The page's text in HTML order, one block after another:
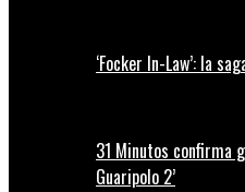
‘Focker In-Law’: la
31 Minutos confirma
Guaripolo 2’